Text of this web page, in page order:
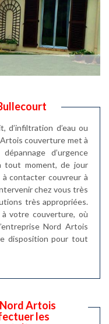
d’eau ou
couverture met à
d’urgence
tout moment, de jour
à contacter couvreur à
chez vous très
très appropriées.
votre couverture, où
Nord Artois
disposition pour tout
Artois
les